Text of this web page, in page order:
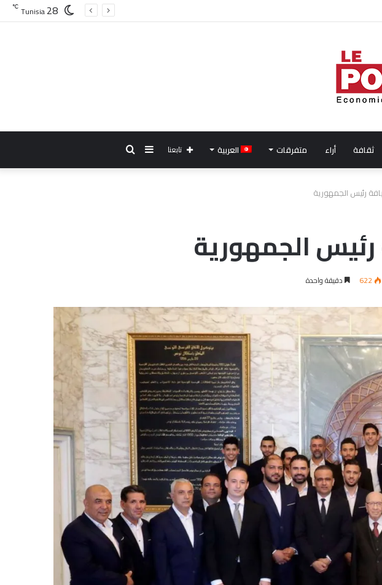
Tunisia28
℃
ثقافة أراء متفرقات العربية
بحثإضافة
تابعنا
رئيس الجمهورية
الجمهورية
622 دقيقة واحدة